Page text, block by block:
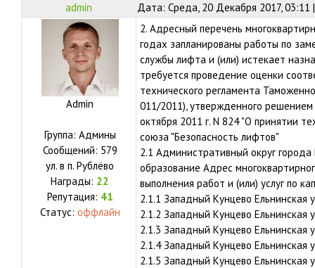
admin Дата: Среда, 20 Декабря 2017,
Admin
Группа: Админы
Сообщений: 579
ул. в п. Рублёво
Награды: 22
Репутация: 41
Статус: оффлайн
2. Адресный перечень
годах запланированы работы по
службы лифта и (или) истекает
требуется проведение оценки
технического регламента
011/2011), утвержденного
октября 2011 г. N 824 "О принятии
союза "Безопасность лифтов"
2.1 Административный округ
образование Адрес
выполнения работ и (или) услуг по
2.1.1 Западный Кунцево Ельнинская
2.1.2 Западный Кунцево Ельнинская
2.1.3 Западный Кунцево Ельнинская
2.1.4 Западный Кунцево Ельнинская
2.1.5 Западный Кунцево Ельнинская